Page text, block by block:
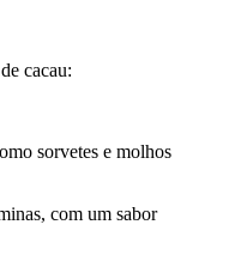
cacau:
sorvetes e molhos
com um sabor